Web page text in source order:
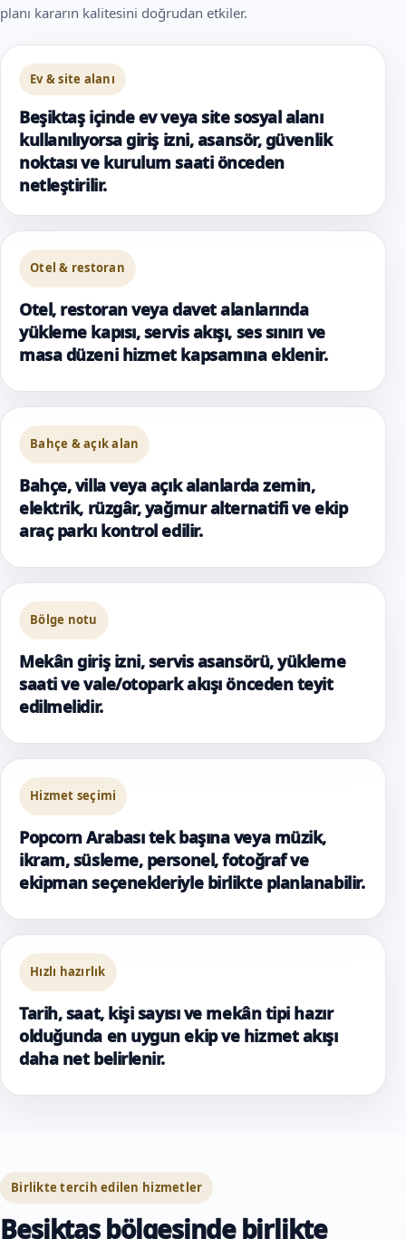
planı kararın kalitesini doğrudan etkiler.
Ev & site alanı
Beşiktaş içinde ev veya site sosyal alanı
kullanılıyorsa giriş izni, asansör, güvenlik
noktası ve kurulum saati önceden
netleştirilir.
Otel & restoran
Otel, restoran veya davet alanlarında
yükleme kapısı, servis akışı, ses sınırı ve
masa düzeni hizmet kapsamına eklenir.
Bahçe & açık alan
Bahçe, villa veya açık alanlarda zemin,
elektrik, rüzgâr, yağmur alternatifi ve ekip
araç parkı kontrol edilir.
Bölge notu
Mekân giriş izni, servis asansörü, yükleme
saati ve vale/otopark akışı önceden teyit
edilmelidir.
Hizmet seçimi
Popcorn Arabası tek başına veya müzik,
ikram, süsleme, personel, fotoğraf ve
ekipman seçenekleriyle birlikte planlanabilir.
Hızlı hazırlık
Tarih, saat, kişi sayısı ve mekân tipi hazır
olduğunda en uygun ekip ve hizmet akışı
daha net belirlenir.
Birlikte tercih edilen hizmetler
Beşiktaş bölgesinde birlikte